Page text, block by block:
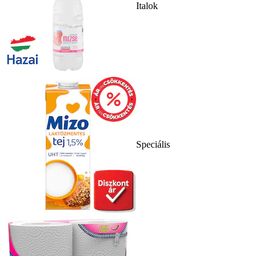
Italok
Speciális